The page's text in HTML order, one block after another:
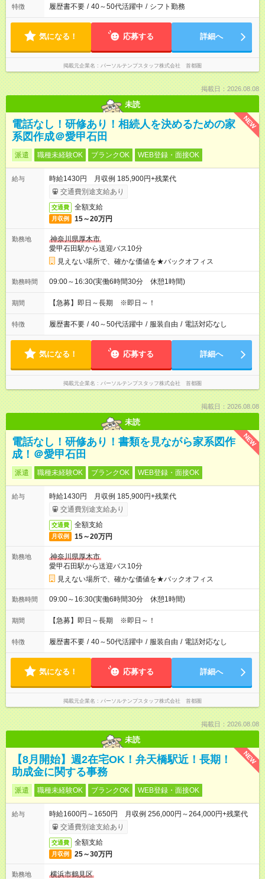
特徴 履歴書不要 / 40～50代活躍中 / シフト勤務
気になる！ 応募する 詳細へ
掲載元企業名 パーソルテンプスタッフ株式会社 首都圏
掲載日：2026.08.08
未読
NEW
電話なし！研修あり！相続人を決めるための家
系図作成＠愛甲石田
派遣 職種未経験OK ブランクOK WEB登録・面接OK
給与
時給1430円 月収例 185,900円+残業代
交通費別途支給あり
交通費 全額支給
月収例 15～20万円
勤務地
神奈川県厚木市
愛甲石田駅から送迎バス10分
見えない場所で、確かな価値を★バックオフィス
勤務時間 09:00～16:30(実働6時間30分 休憩1時間)
期間 【急募】即日～長期 ※即日～！
特徴 履歴書不要 / 40～50代活躍中 / 服装自由 / 電話対応なし
気になる！ 応募する 詳細へ
掲載元企業名 パーソルテンプスタッフ株式会社 首都圏
掲載日：2026.08.08
未読
NEW
電話なし！研修あり！書類を見ながら家系図作
成！＠愛甲石田
派遣 職種未経験OK ブランクOK WEB登録・面接OK
給与
時給1430円 月収例 185,900円+残業代
交通費別途支給あり
交通費 全額支給
月収例 15～20万円
勤務地
神奈川県厚木市
愛甲石田駅から送迎バス10分
見えない場所で、確かな価値を★バックオフィス
勤務時間 09:00～16:30(実働6時間30分 休憩1時間)
期間 【急募】即日～長期 ※即日～！
特徴 履歴書不要 / 40～50代活躍中 / 服装自由 / 電話対応なし
気になる！ 応募する 詳細へ
掲載元企業名 パーソルテンプスタッフ株式会社 首都圏
掲載日：2026.08.08
未読
NEW
【8月開始】週2在宅OK！弁天橋駅近！長期！
助成金に関する事務
派遣 職種未経験OK ブランクOK WEB登録・面接OK
給与
時給1600円～1650円 月収例 256,000円～264,000円+残業代
交通費別途支給あり
交通費 全額支給
月収例 25～30万円
勤務地
横浜市鶴見区